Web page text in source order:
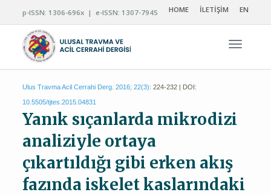
p-ISSN: 1306-696x | e-ISSN: 1307-7945 HOME İLETİŞİM EN
Ulus Travma Acil Cerrahi Derg. 2016; 22(3): 224-232 | DOI:
10.5505/tjtes.2015.04831
Yanık sıçanlarda mikrodizi
analiziyle ortaya
çıkartıldığı gibi erken akış
fazında iskelet kaslarındaki